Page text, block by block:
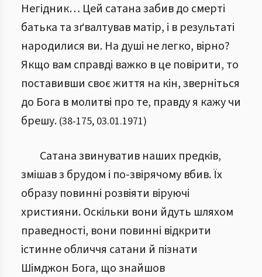
Негідник… Цей сатана забив до смерті
батька та зґвалтував матір, і в результаті
народилися ви. На душі не легко, вірно?
Якщо вам справді важко в це повірити, то
поставивши своє життя на кін, зверніться
до Бога в молитві про те, правду я кажу чи
брешу. (38-175, 03.01.1971)
Сатана звинуватив наших предків,
змішав з брудом і по-звірячому вбив. Їх
образу повинні розвіяти віруючі
християни. Оскільки вони йдуть шляхом
праведності, вони повинні відкрити
істинне обличчя сатани й пізнати
Шімджон Бога, що знайшов